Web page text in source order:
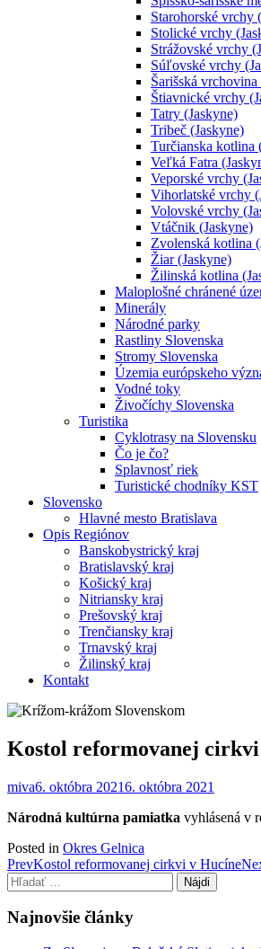
Starohorské vrchy
Stolické vrchy
Strážovské vrchy
Súľovské vrchy
Šarišská vrchovina
Štiavnické vrchy
Tatry (Jaskyne)
Tribeč (Jaskyne)
Turčianska kotlina
Veľká Fatra
Veporské vrchy
Vihorlatské vrchy
Volovské vrchy
Vtáčnik (Jaskyne)
Zvolenská kotlina
Žiar (Jaskyne)
Žilinská kotlina
Maloplošné chránené
Minerály
Národné parky
Rastliny Slovenska
Stromy Slovenska
Územia európskeho
Vodné toky
Živočíchy Slovenska
Turistika
Cyklotrasy na Slovensku
Čo je čo?
Splavnosť riek
Turistické chodníky KST
Slovensko
Hlavné mesto Bratislava
Opis Regiónov
Banskobystrický kraj
Bratislavský kraj
Košický kraj
Nitriansky kraj
Prešovský kraj
Trenčiansky kraj
Trnavský kraj
Žilinský kraj
Kontakt
Kostol reformovanej
miva6. októbra 20216. októbra 2021
Národná kultúrna pamiatka vyhlásená v
Posted in Okres Gelnica
Post
navigation
PrevKostol reformovanej cirkvi v Hucíne
Hľadať:
Najnovšie články